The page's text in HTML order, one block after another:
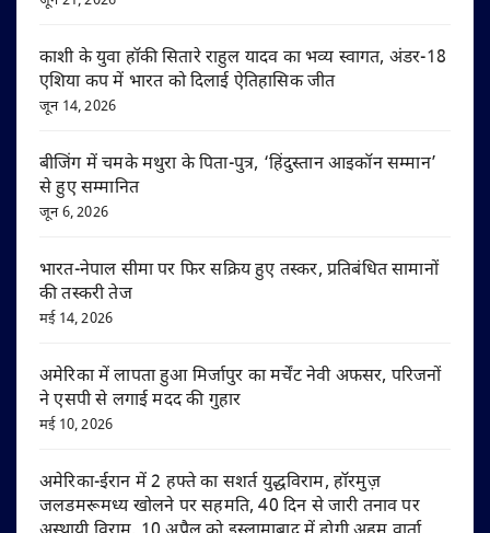
काशी के युवा हॉकी सितारे राहुल यादव का भव्य स्वागत, अंडर-18
एशिया कप में भारत को दिलाई ऐतिहासिक जीत
जून 14, 2026
बीजिंग में चमके मथुरा के पिता-पुत्र, ‘हिंदुस्तान आइकॉन सम्मान’
से हुए सम्मानित
जून 6, 2026
भारत-नेपाल सीमा पर फिर सक्रिय हुए तस्कर, प्रतिबंधित सामानों
की तस्करी तेज
मई 14, 2026
अमेरिका में लापता हुआ मिर्जापुर का मर्चेंट नेवी अफसर, परिजनों
ने एसपी से लगाई मदद की गुहार
मई 10, 2026
अमेरिका-ईरान में 2 हफ्ते का सशर्त युद्धविराम, हॉरमुज़
जलडमरूमध्य खोलने पर सहमति, 40 दिन से जारी तनाव पर